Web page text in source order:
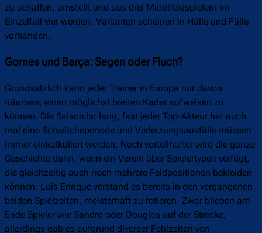
zu schaffen, umstellt und aus drei Mittelfeldspielern im
Einzelfall vier werden. Varianten scheinen in Hülle und Fülle
vorhanden.
Gomes und Barça: Segen oder Fluch?
Grundsätzlich kann jeder Trainer in Europa nur davon
träumen, einen möglichst breiten Kader aufweisen zu
können. Die Saison ist lang, fast jeder Top-Akteur hat auch
mal eine Schwächeperiode und Verletzungsausfälle müssen
immer einkalkuliert werden. Noch vorteilhafter wird die ganze
Geschichte dann, wenn ein Verein über Spielertypen verfügt,
die gleichzeitig auch noch mehrere Feldpositionen bekleiden
können. Luis Enrique verstand es bereits in den vergangenen
beiden Spielzeiten, meisterhaft zu rotieren. Zwar blieben am
Ende Spieler wie Sandro oder Douglas auf der Strecke,
allerdings gab es aufgrund diverser Fehlzeiten von